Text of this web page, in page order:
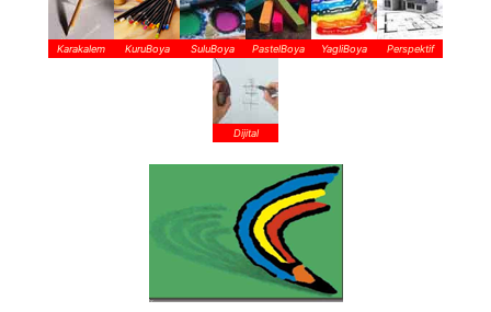
Karakalem KuruBoya SuluBoya PastelBoya YagliBoya Perspektif
Dijital